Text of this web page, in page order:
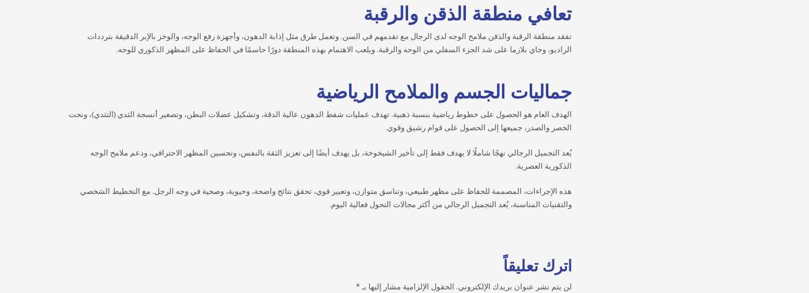
تعافي منطقة الذقن والرقبة
تفقد منطقة الرقبة والذقن ملامح الوجه لدى الرجال مع تقدمهم في السن. وتعمل طرق مثل إذابة الدهون، وأجهزة رفع الوجه، والوخز بالإبر الدقيقة بترددات
الراديو، وجاي بلازما على شد الجزء السفلي من الوجه والرقبة. ويلعب الاهتمام بهذه المنطقة دورًا حاسمًا في الحفاظ على المظهر الذكوري للوجه.
جماليات الجسم والملامح الرياضية
الهدف العام هو الحصول على خطوط رياضية بنسبة ذهبية. تهدف عمليات شفط الدهون عالية الدقة، وتشكيل عضلات البطن، وتصغير أنسجة الثدي (التثدي)، ونحت
الخصر والصدر، جميعها إلى الحصول على قوام رشيق وقوي.
يُعد التجميل الرجالي نهجًا شاملًا لا يهدف فقط إلى تأخير الشيخوخة، بل يهدف أيضًا إلى تعزيز الثقة بالنفس، وتحسين المظهر الاحترافي، ودعم ملامح الوجه
الذكورية العصرية.
هذه الإجراءات، المصممة للحفاظ على مظهر طبيعي، وتناسق متوازن، وتعبير قوي، تحقق نتائج واضحة، وحيوية، وصحية في وجه الرجل. مع التخطيط الشخصي
والتقنيات المناسبة، يُعد التجميل الرجالي من أكثر مجالات التحول فعالية اليوم.
اترك تعليقاً
لن يتم نشر عنوان بريدك الإلكتروني. الحقول الإلزامية مشار إليها بـ*